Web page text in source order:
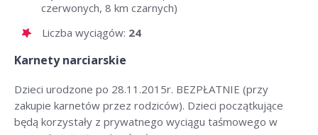
czerwonych, 8 km czarnych)
Liczba wyciągów: 24
Karnety narciarskie
Dzieci urodzone po 28.11.2015r. BEZPŁATNIE (przy
zakupie karnetów przez rodziców). Dzieci początkujące
będą korzystały z prywatnego wyciągu taśmowego w